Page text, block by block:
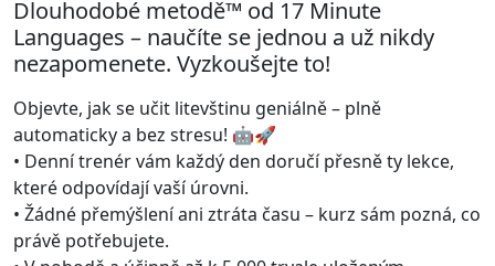
Dlouhodobé metodě™ od 17 Minute
Languages – naučíte se jednou a už nikdy
nezapomenete. Vyzkoušejte to!
Objevte, jak se učit litevštinu geniálně – plně
automaticky a bez stresu! 🤖🚀
• Denní trenér vám každý den doručí přesně ty lekce,
které odpovídají vaší úrovni.
• Žádné přemýšlení ani ztráta času – kurz sám pozná, co
právě potřebujete.